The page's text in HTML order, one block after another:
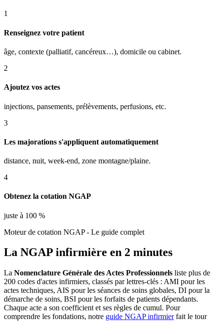
1
Renseignez votre patient
âge, contexte (palliatif, cancéreux…), domicile ou cabinet.
2
Ajoutez vos actes
injections, pansements, prélèvements, perfusions, etc.
3
Les majorations s'appliquent automatiquement
distance, nuit, week-end, zone montagne/plaine.
4
Obtenez la cotation NGAP
juste à 100 %
Moteur de cotation NGAP - Le guide complet
La NGAP infirmière en 2 minutes
La Nomenclature Générale des Actes Professionnels liste plus de
200 codes d'actes infirmiers, classés par lettres-clés : AMI pour les
actes techniques, AIS pour les séances de soins globales, DI pour la
démarche de soins, BSI pour les forfaits de patients dépendants.
Chaque acte a son coefficient et ses règles de cumul. Pour
comprendre les fondations, notre guide NGAP infirmier fait le tour